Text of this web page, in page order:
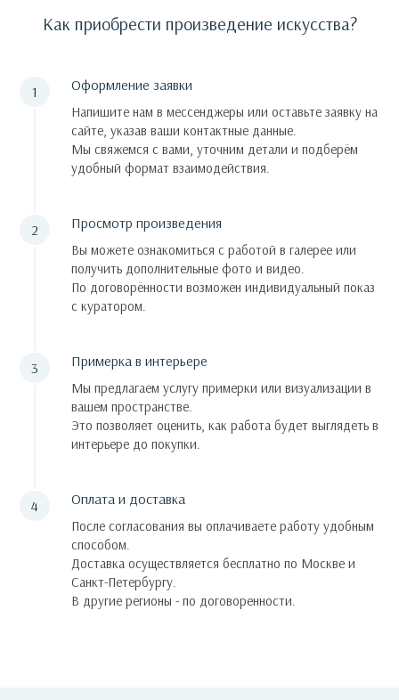
Как приобрести произведение искусства?
Оформление заявки
Напишите нам в мессенджеры или оставьте заявку на
сайте, указав ваши контактные данные.
Мы свяжемся с вами, уточним детали и подберём
удобный формат взаимодействия.
Просмотр произведения
Вы можете ознакомиться с работой в галерее или
получить дополнительные фото и видео.
По договорённости возможен индивидуальный показ
с куратором.
Примерка в интерьере
Мы предлагаем услугу примерки или визуализации в
вашем пространстве.
Это позволяет оценить, как работа будет выглядеть в
интерьере до покупки.
Оплата и доставка
После согласования вы оплачиваете работу удобным
способом.
Доставка осуществляется бесплатно по Москве и
Санкт-Петербургу.
В другие регионы - по договоренности.